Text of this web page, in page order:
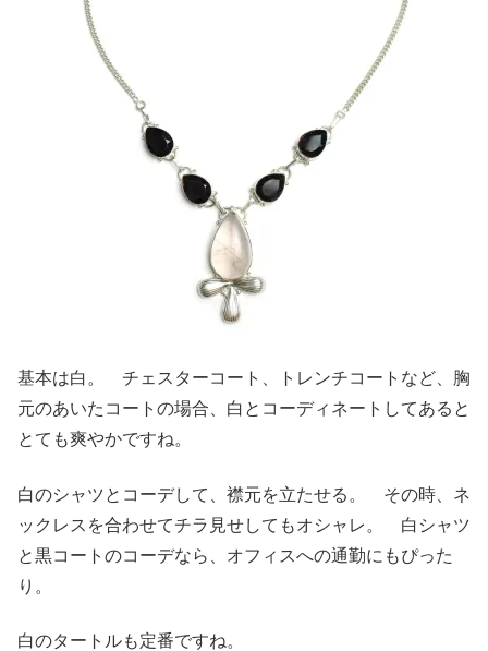
基本は白。 チェスターコート、トレンチコートなど、胸
元のあいたコートの場合、白とコーディネートしてあると
とても爽やかですね。
白のシャツとコーデして、襟元を立たせる。 その時、ネ
ックレスを合わせてチラ見せしてもオシャレ。 白シャツ
と黒コートのコーデなら、オフィスへの通勤にもぴった
り。
白のタートルも定番ですね。